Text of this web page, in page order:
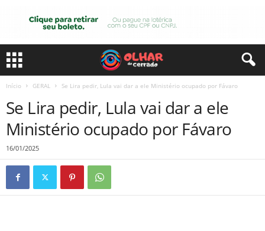
Início GERAL Se Lira pedir, Lula vai dar a ele Ministério ocupado por Fávaro
Se Lira pedir, Lula vai dar a ele
Ministério ocupado por Fávaro
16/01/2025